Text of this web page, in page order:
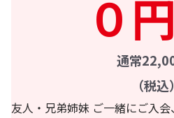
０円
通常
（税込）
友人・兄弟姉妹 ご一緒にご入